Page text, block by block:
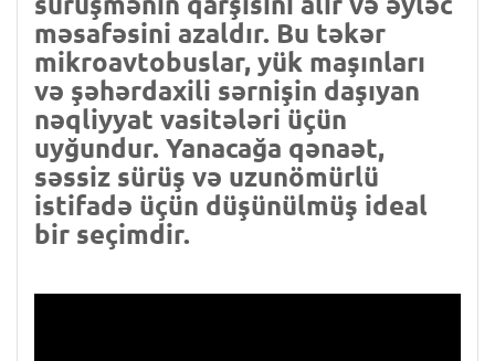
məsafəsini azaldır. Bu təkər
mikroavtobuslar, yük maşınları
və şəhərdaxili sərnişin daşıyan
nəqliyyat vasitələri üçün
uyğundur. Yanacağa qənaət,
səssiz sürüş və uzunömürlü
istifadə üçün düşünülmüş ideal
bir seçimdir.